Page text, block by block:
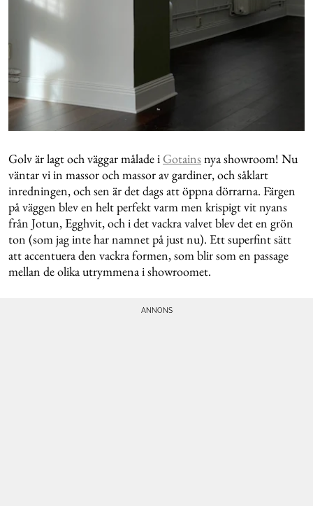
Golv är lagt och väggar målade i Gotains nya showroom! Nu
väntar vi in massor och massor av gardiner, och såklart
inredningen, och sen är det dags att öppna dörrarna. Färgen
på väggen blev en helt perfekt varm men krispigt vit nyans
från Jotun, Egghvit, och i det vackra valvet blev det en grön
ton (som jag inte har namnet på just nu). Ett superfint sätt
att accentuera den vackra formen, som blir som en passage
mellan de olika utrymmena i showroomet.